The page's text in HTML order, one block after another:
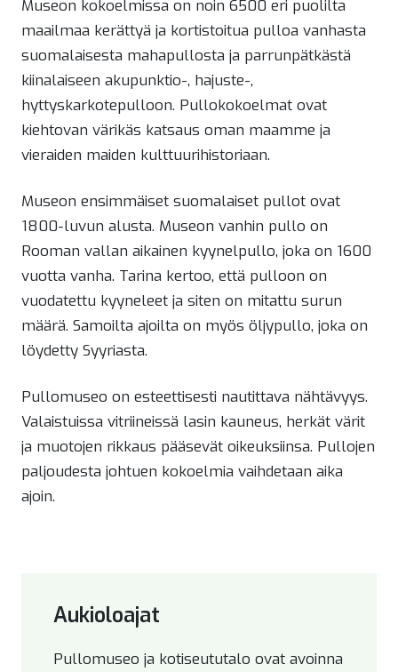
Museon kokoelmissa on noin 6500 eri puolilta
maailmaa kerättyä ja kortistoitua pulloa vanhasta
suomalaisesta mahapullosta ja parrunpätkästä
kiinalaiseen akupunktio-, hajuste-,
hyttyskarkotepulloon. Pullokokoelmat ovat
kiehtovan värikäs katsaus oman maamme ja
vieraiden maiden kulttuurihistoriaan.
Museon ensimmäiset suomalaiset pullot ovat
1800-luvun alusta. Museon vanhin pullo on
Rooman vallan aikainen kyynelpullo, joka on 1600
vuotta vanha. Tarina kertoo, että pulloon on
vuodatettu kyyneleet ja siten on mitattu surun
määrä. Samoilta ajoilta on myös öljypullo, joka on
löydetty Syyriasta.
Pullomuseo on esteettisesti nautittava nähtävyys.
Valaistuissa vitriineissä lasin kauneus, herkät värit
ja muotojen rikkaus pääsevät oikeuksiinsa. Pullojen
paljoudesta johtuen kokoelmia vaihdetaan aika
ajoin.
Aukioloajat
Pullomuseo ja kotiseututalo ovat avoinna